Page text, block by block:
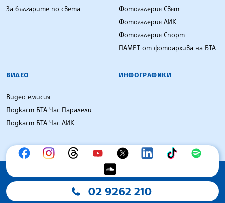
За българите по света
Фотогалерия Свят
Фотогалерия ЛИК
Фотогалерия Спорт
ПАМЕТ от фотоархива на БТА
ВИДЕО
Видео емисия
Подкаст БТА Час Паралели
Подкаст БТА Час ЛИК
ИНФОГРАФИКИ
02 9262 210